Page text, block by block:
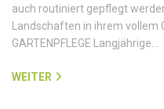
auch routiniert gepflegt
Landschaften in ihrem vollem
GARTENPFLEGE Langjährige…
WEITER